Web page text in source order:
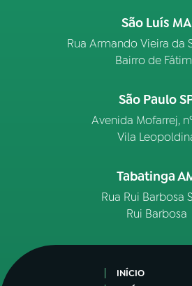
São Luís MA
Rua Armando Vieira da
Bairro de
São Paulo
Avenida Mofarrej,
Vila
Tabatinga
Rua Rui Barbosa
Rui Barbosa
INÍCIO